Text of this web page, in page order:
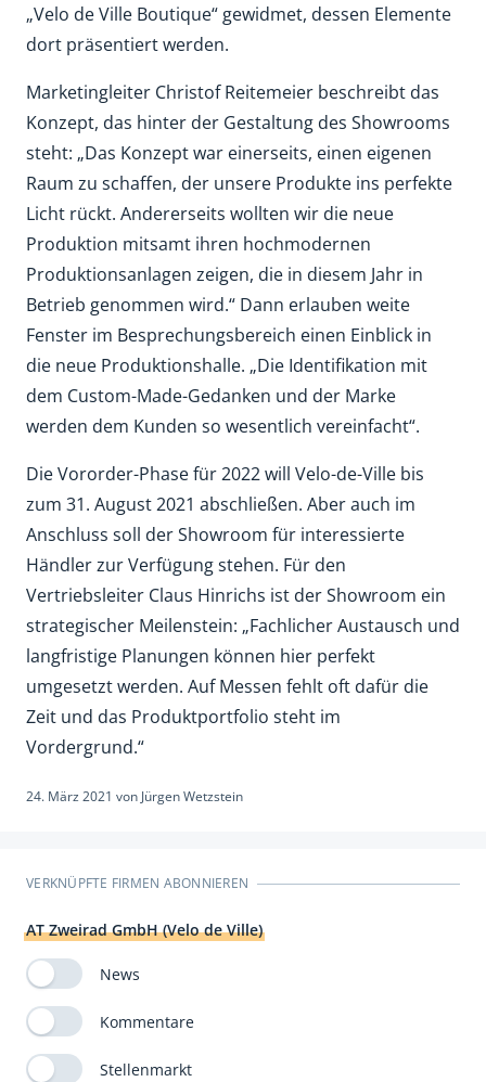
„Velo de Ville Boutique“ gewidmet, dessen Elemente
dort präsentiert werden.
Marketingleiter Christof Reitemeier beschreibt das
Konzept, das hinter der Gestaltung des Showrooms
steht: „Das Konzept war einerseits, einen eigenen
Raum zu schaffen, der unsere Produkte ins perfekte
Licht rückt. Andererseits wollten wir die neue
Produktion mitsamt ihren hochmodernen
Produktionsanlagen zeigen, die in diesem Jahr in
Betrieb genommen wird.“ Dann erlauben weite
Fenster im Besprechungsbereich einen Einblick in
die neue Produktionshalle. „Die Identifikation mit
dem Custom-Made-Gedanken und der Marke
werden dem Kunden so wesentlich vereinfacht“.
Die Vororder-Phase für 2022 will Velo-de-Ville bis
zum 31. August 2021 abschließen. Aber auch im
Anschluss soll der Showroom für interessierte
Händler zur Verfügung stehen. Für den
Vertriebsleiter Claus Hinrichs ist der Showroom ein
strategischer Meilenstein: „Fachlicher Austausch und
langfristige Planungen können hier perfekt
umgesetzt werden. Auf Messen fehlt oft dafür die
Zeit und das Produktportfolio steht im
Vordergrund.“
24. März 2021 von Jürgen Wetzstein
VERKNÜPFTE FIRMEN ABONNIEREN
AT Zweirad GmbH (Velo de Ville)
News
Kommentare
Stellenmarkt